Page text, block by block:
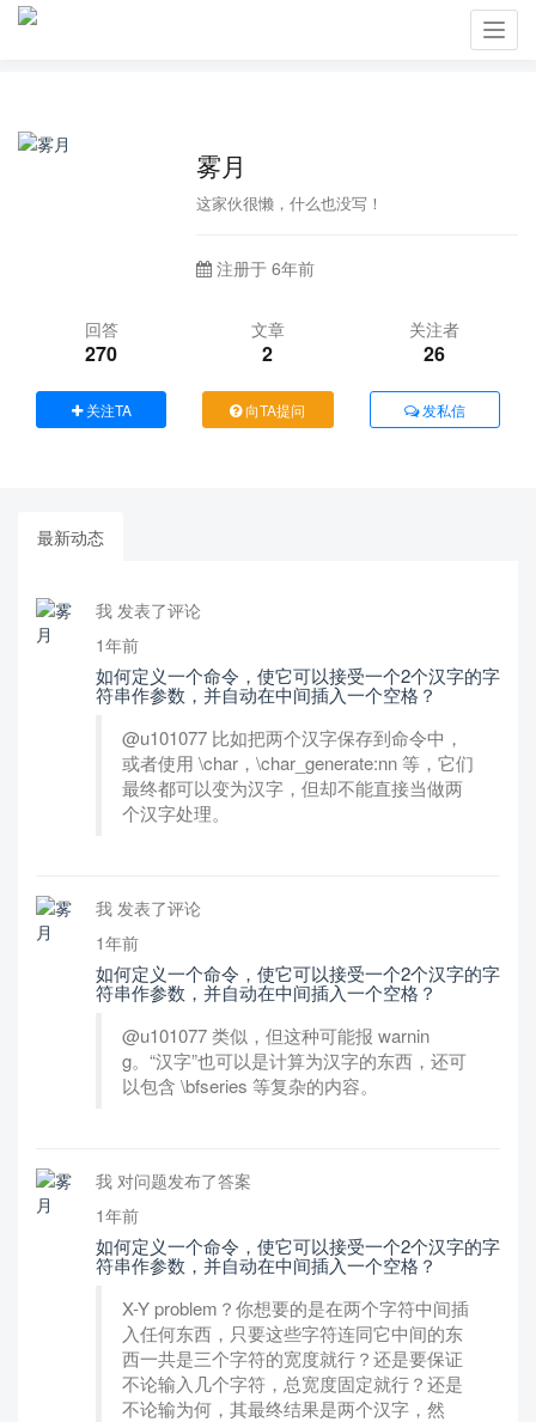
雾月
这家伙很懒，什么也没写！
注册于 6年前
回答
270
文章
2
关注者
26
关注TA 向TA提问 发私信
最新动态
我 发表了评论
1年前
如何定义一个命令，使它可以接受一个2个汉字的字
符串作参数，并自动在中间插入一个空格？
@u101077 比如把两个汉字保存到命令中，
或者使用 \char，\char_generate:nn 等，它们
最终都可以变为汉字，但却不能直接当做两
个汉字处理。
我 发表了评论
1年前
如何定义一个命令，使它可以接受一个2个汉字的字
符串作参数，并自动在中间插入一个空格？
@u101077 类似，但这种可能报 warnin
g。“汉字”也可以是计算为汉字的东西，还可
以包含 \bfseries 等复杂的内容。
我 对问题发布了答案
1年前
如何定义一个命令，使它可以接受一个2个汉字的字
符串作参数，并自动在中间插入一个空格？
X-Y problem？你想要的是在两个字符中间插
入任何东西，只要这些字符连同它中间的东
西一共是三个字符的宽度就行？还是要保证
不论输入几个字符，总宽度固定就行？还是
不论输为何，其最终结果是两个汉字，然